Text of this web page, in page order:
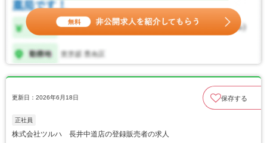
更新日：2026年6月18日 保存する
正社員
株式会社ツルハ 長井中道店の登録販売者の求人